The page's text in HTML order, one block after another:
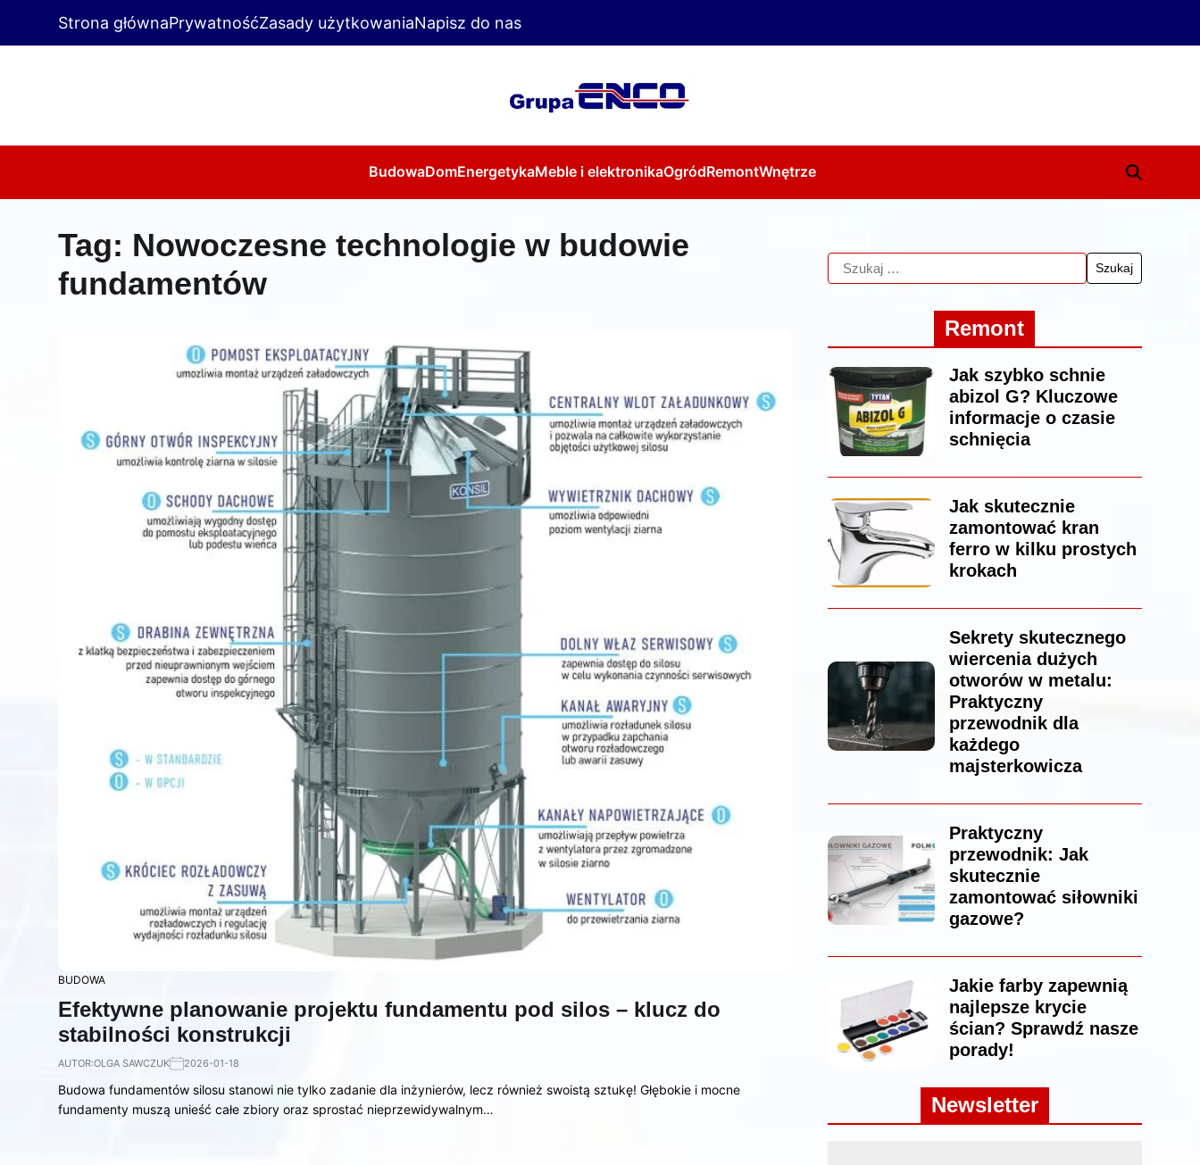
Strona głównaPrywatnośćZasady użytkowaniaNapisz do nas
BudowaDomEnergetykaMeble i elektronikaOgródRemontWnętrze
Tag: Nowoczesne technologie w budowie
fundamentów
BUDOWA
Efektywne planowanie projektu fundamentu pod silos – klucz do
stabilności konstrukcji
AUTOR:OLGA SAWCZUK 2026-01-18
Budowa fundamentów silosu stanowi nie tylko zadanie dla inżynierów, lecz również swoistą sztukę! Głębokie i mocne
fundamenty muszą unieść całe zbiory oraz sprostać nieprzewidywalnym…
Remont
Jak szybko schnie
abizol G? Kluczowe
informacje o czasie
schnięcia
Jak skutecznie
zamontować kran
ferro w kilku prostych
krokach
Sekrety skutecznego
wiercenia dużych
otworów w metalu:
Praktyczny
przewodnik dla
każdego
majsterkowicza
Praktyczny
przewodnik: Jak
skutecznie
zamontować siłowniki
gazowe?
Jakie farby zapewnią
najlepsze krycie
ścian? Sprawdź nasze
porady!
Newsletter